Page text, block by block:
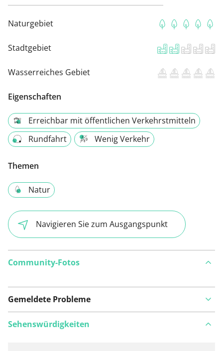
Naturgebiet
Stadtgebiet
Wasserreiches Gebiet
Eigenschaften
Erreichbar mit öffentlichen Verkehrstmitteln
Rundfahrt
Wenig Verkehr
Themen
Natur
Navigieren Sie zum Ausgangspunkt
Community-Fotos
Gemeldete Probleme
Sehenswürdigkeiten